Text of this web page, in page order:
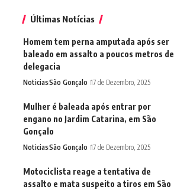
Últimas Notícias
Homem tem perna amputada após ser
baleado em assalto a poucos metros de
delegacia
NoticiasSão Gonçalo 17 de Dezembro, 2025
Mulher é baleada após entrar por
engano no Jardim Catarina, em São
Gonçalo
NoticiasSão Gonçalo 17 de Dezembro, 2025
Motociclista reage a tentativa de
assalto e mata suspeito a tiros em São